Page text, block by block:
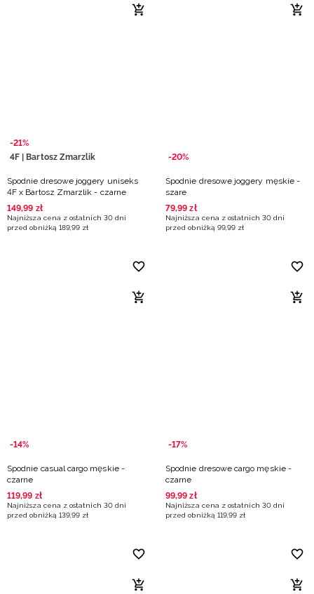
-21%
4F | Bartosz Zmarzlik
Spodnie dresowe joggery uniseks
4F x Bartosz Zmarzlik - czarne
149,99 zł
Najniższa cena z ostatnich 30 dni
przed obniżką 189,99 zł
-20%
Spodnie dresowe joggery męskie -
szare
79,99 zł
Najniższa cena z ostatnich 30 dni
przed obniżką 99,99 zł
-14%
Spodnie casual cargo męskie -
czarne
119,99 zł
Najniższa cena z ostatnich 30 dni
przed obniżką 139,99 zł
-17%
Spodnie dresowe cargo męskie -
czarne
99,99 zł
Najniższa cena z ostatnich 30 dni
przed obniżką 119,99 zł